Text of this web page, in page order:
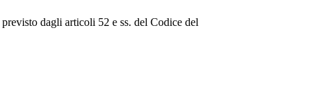
dagli articoli 52 e ss. del Codice del